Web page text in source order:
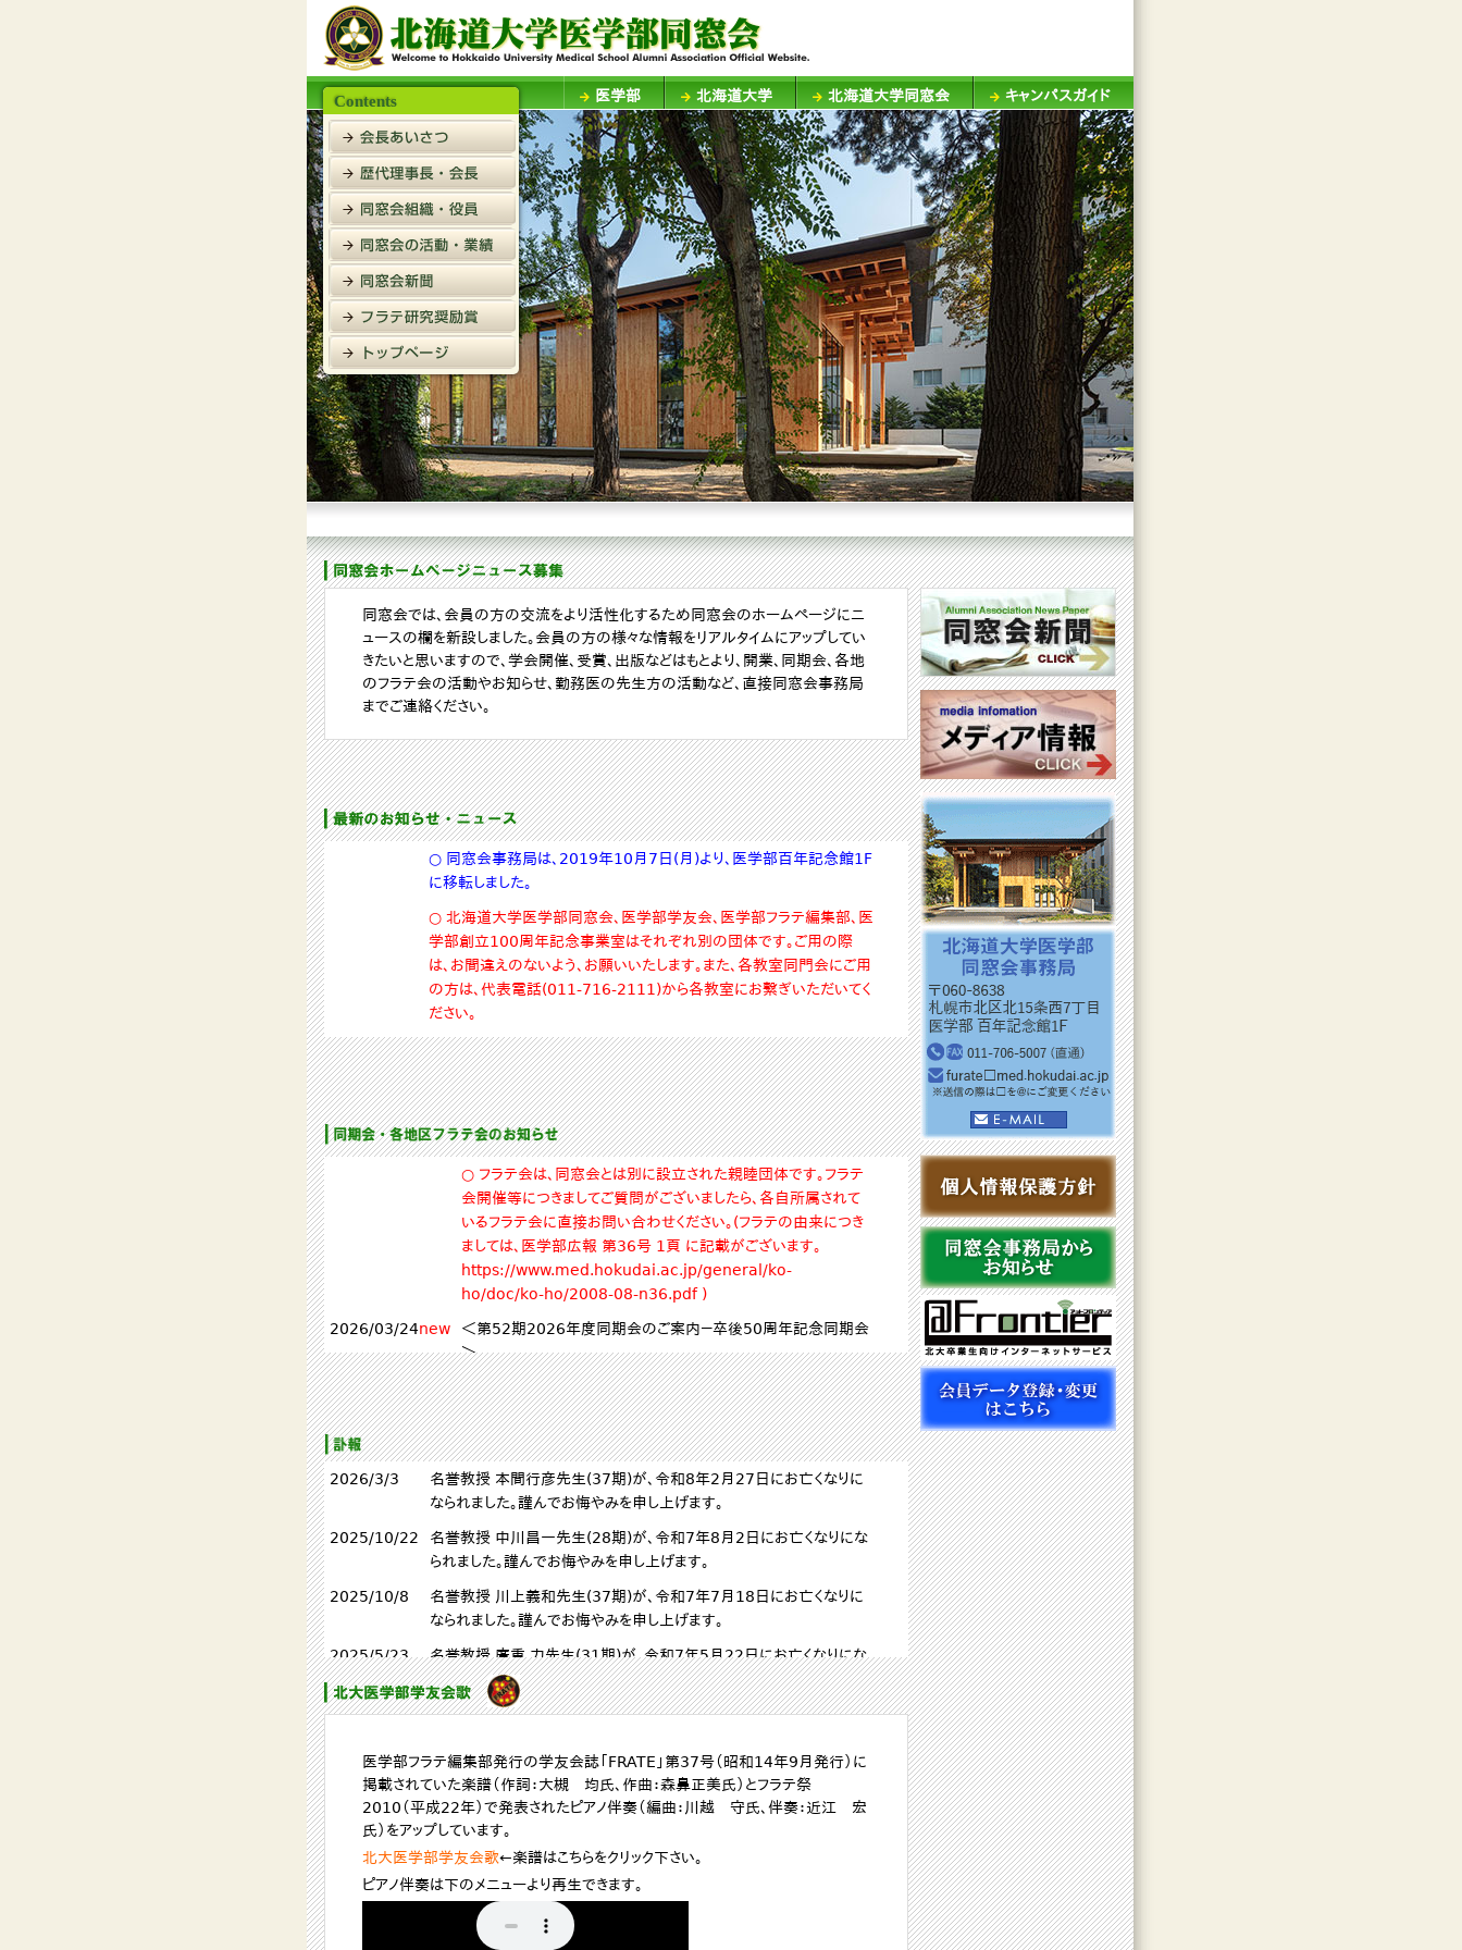
医学部 北海道大学 北海道大学同窓会 キャンパスガイド
Contents
同窓会では、会員の方の交流をより活性化するため同窓会のホームページにニ
ュースの欄を新設しました。会員の方の様々な情報をリアルタイムにアップしてい
きたいと思いますので、学会開催、受賞、出版などはもとより、開業、同期会、各地
のフラテ会の活動やお知らせ、勤務医の先生方の活動など、直接同窓会事務局
までご連絡ください。
医学部フラテ編集部発行の学友会誌「FRATE」第37号（昭和14年9月発行）に
掲載されていた楽譜（作詞：大槻 均氏、作曲：森鼻正美氏）とフラテ祭
2010（平成22年）で発表されたピアノ伴奏（編曲：川越 守氏、伴奏：近江 宏
氏）をアップしています。
北大医学部学友会歌←楽譜はこちらをクリック下さい。
ピアノ伴奏は下のメニューより再生できます。